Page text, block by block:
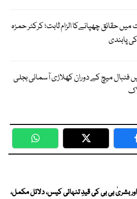
میں حقائق چھپانےکا الزام ثابت؛ کرکٹر حمزہ
فٹبال میچ کے دوران کھلاڑی آسمانی بجلی
WhatsApp Twitter
اور بشریٰ بی بی کی قیدِ تنہائی کیس، دلائل مکمل،